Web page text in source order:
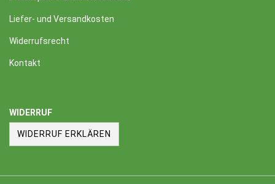
Liefer- und Versandkosten
Widerrufsrecht
Kontakt
WIDERRUF
WIDERRUF ERKLÄREN